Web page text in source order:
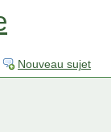
Nouveau sujet